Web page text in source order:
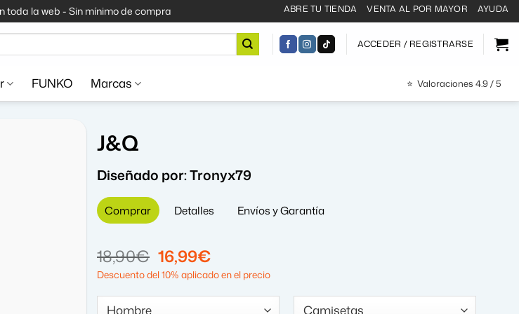
toda la web - Sin mínimo de compra ABRE TU TIENDA VENTA AL POR MAYOR AYUDA
ACCEDER / REGISTRARSE
FUNKO Marcas ⭐ Valoraciones 4.9 / 5
J&Q
Diseñado por:Tronyx79
Comprar Detalles Envíos y Garantía
18,90€ El
precio
original
era:
16,99€El
precio
actual
es:
Descuento del 10% aplicado en el precio